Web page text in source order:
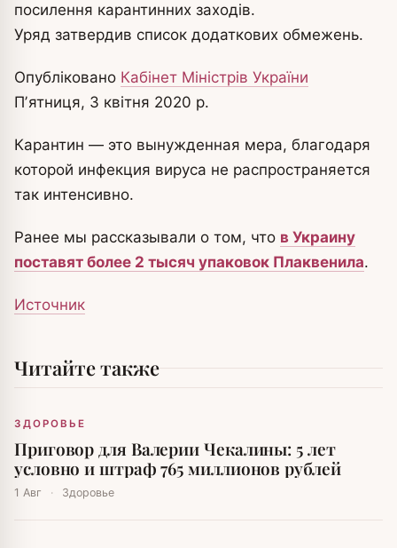
посилення карантинних заходів.
Уряд затвердив список додаткових обмежень.
Опубліковано Кабінет Міністрів України
Пʼятниця, 3 квітня 2020 р.
Карантин — это вынужденная мера, благодаря
которой инфекция вируса не распространяется
так интенсивно.
Ранее мы рассказывали о том, что в Украину
поставят более 2 тысяч упаковок Плаквенила.
Источник
Читайте также
ЗДОРОВЬЕ
Приговор для Валерии Чекалины: 5 лет
условно и штраф 765 миллионов рублей
1 Авг · Здоровье